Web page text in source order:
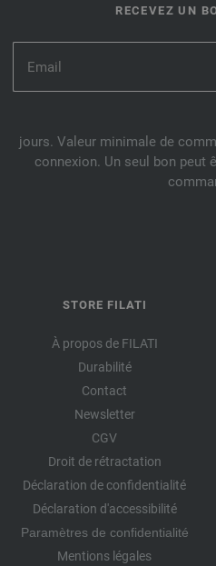
RECEVEZ UN
jours. Valeur minimale de
connexion. Un seul bon peut
STORE FILATI
À propos de FILATI
Durabilité
Contact
Newsletter
CGV
Droit de rétractation
Déclaration de confidentialité
Déclaration d'accessibilité
Paramètres de confidentialité
Mentions légales